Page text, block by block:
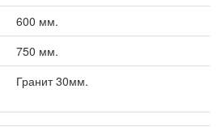
600 мм.
750 мм.
Гранит 30мм.